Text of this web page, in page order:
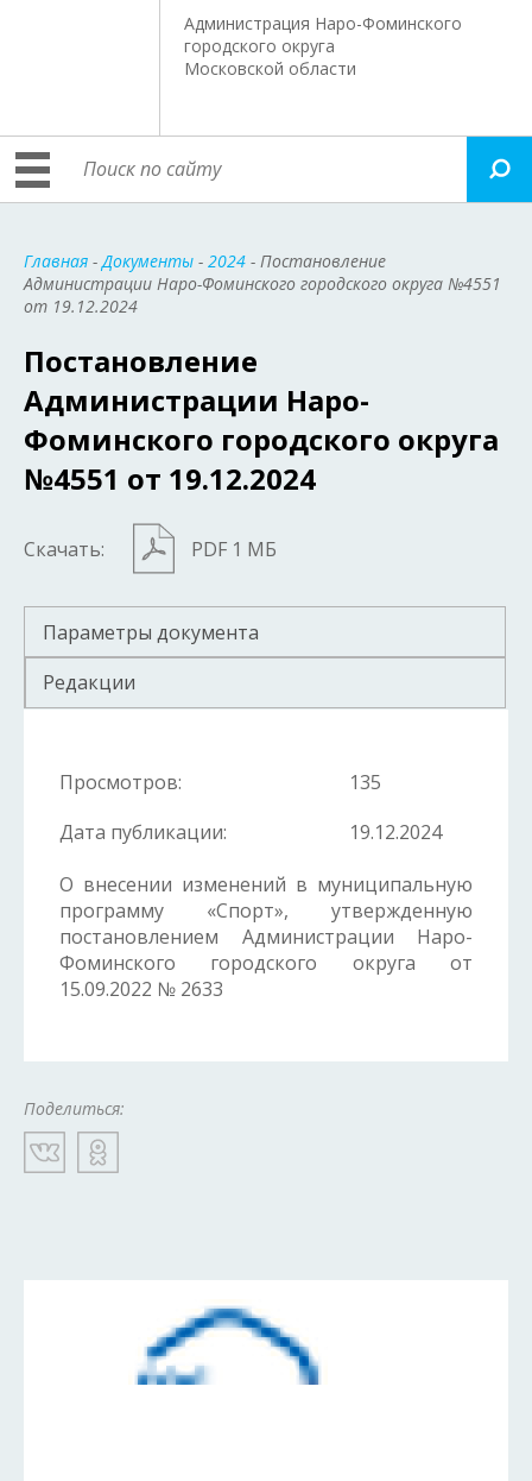
Администрация Наро-Фоминского
городского округа
Московской области
Главная -Документы - 2024 - Постановление
Администрации Наро-Фоминского городского округа №4551
от 19.12.2024
Постановление
Администрации Наро-
Фоминского городского округа
№4551 от 19.12.2024
Скачать: PDF 1 МБ
Параметры документа
Редакции
Просмотров:
135
Дата публикации:
19.12.2024
О внесении изменений в муниципальную
программу «Спорт», утвержденную
постановлением Администрации Наро-
Фоминского городского округа от
15.09.2022 № 2633
Поделиться: